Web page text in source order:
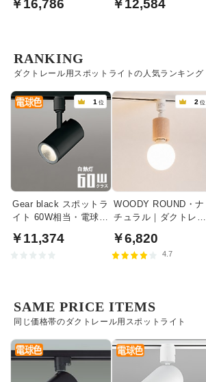
￥16,786
用
￥12,584
ダクトレール用スポットライトの人気ランキング
RANKING
1 位
Gear black スポットラ
イト 60W相当・電球色
￥11,374
2 位
WOODY ROUND・ナ
チュラル｜ダクトレー
￥6,820
4.7
同じ価格帯のダクトレール用スポットライト
SAME PRICE ITEMS